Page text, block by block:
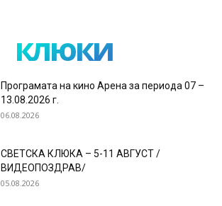
клюки
Програмата на кино Арена за периода 07 –
13.08.2026 г.
06.08.2026
СВЕТСКА КЛЮКА – 5-11 АВГУСТ /
ВИДЕОПОЗДРАВ/
05.08.2026